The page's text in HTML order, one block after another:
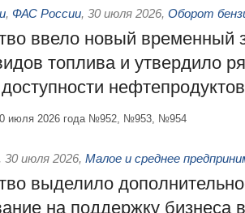
, ФАС России, 30 июля 2026, Оборот
ввело новый временный
топлива и утвердило
нефтепродуктов
июля 2026 года №952, №953, №954
, 30 июля 2026, Малое и среднее
выделило
на поддержку бизнеса